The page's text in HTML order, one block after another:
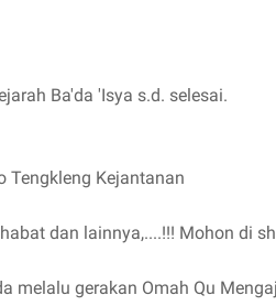
Ba'da 'Isya s.d. selesai.
Tengkleng Kejantanan
dan lainnya,....!!! Mohon di
melalu gerakan Omah Qu